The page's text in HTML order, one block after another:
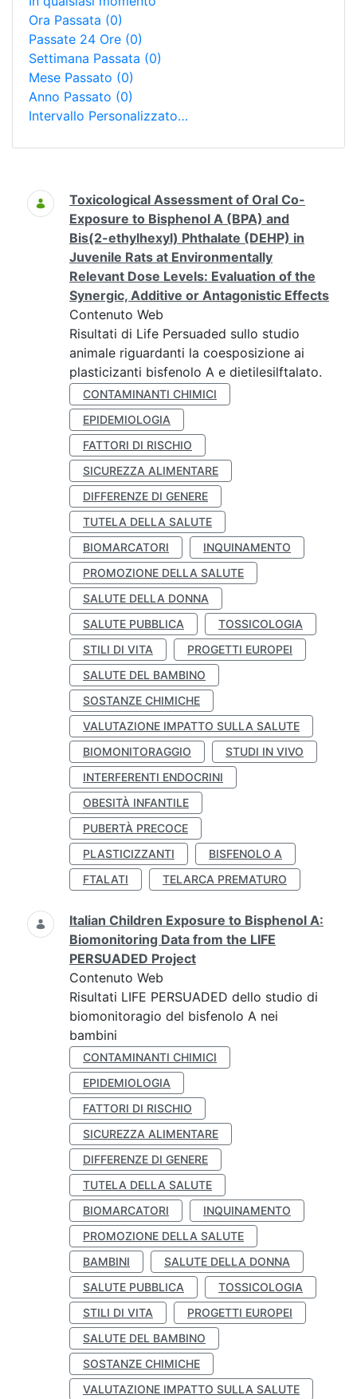
Ora Passata (0)
Passate 24 Ore (0)
Settimana Passata (0)
Mese Passato (0)
Anno Passato (0)
Intervallo Personalizzato…
Ricerca
Toxicological Assessment of Oral Co-
Exposure to Bisphenol A (BPA) and
Bis(2-ethylhexyl) Phthalate (DEHP) in
Juvenile Rats at Environmentally
Relevant Dose Levels: Evaluation of the
Synergic, Additive or Antagonistic Effects
Contenuto Web
Risultati di Life Persuaded sullo studio
animale riguardanti la coesposizione ai
plasticizanti bisfenolo A e dietilesilftalato.
CONTAMINANTI CHIMICI
EPIDEMIOLOGIA
FATTORI DI RISCHIO
SICUREZZA ALIMENTARE
DIFFERENZE DI GENERE
TUTELA DELLA SALUTE
BIOMARCATORI
INQUINAMENTO
PROMOZIONE DELLA SALUTE
SALUTE DELLA DONNA
SALUTE PUBBLICA
TOSSICOLOGIA
STILI DI VITA
PROGETTI EUROPEI
SALUTE DEL BAMBINO
SOSTANZE CHIMICHE
VALUTAZIONE IMPATTO SULLA SALUTE
BIOMONITORAGGIO
STUDI IN VIVO
INTERFERENTI ENDOCRINI
OBESITÀ INFANTILE
PUBERTÀ PRECOCE
PLASTICIZZANTI
BISFENOLO A
FTALATI
TELARCA PREMATURO
Italian Children Exposure to Bisphenol A:
Biomonitoring Data from the LIFE
PERSUADED Project
Contenuto Web
Risultati LIFE PERSUADED dello studio di
biomonitoragio del bisfenolo A nei
bambini
CONTAMINANTI CHIMICI
EPIDEMIOLOGIA
FATTORI DI RISCHIO
SICUREZZA ALIMENTARE
DIFFERENZE DI GENERE
TUTELA DELLA SALUTE
BIOMARCATORI
INQUINAMENTO
PROMOZIONE DELLA SALUTE
BAMBINI
SALUTE DELLA DONNA
SALUTE PUBBLICA
TOSSICOLOGIA
STILI DI VITA
PROGETTI EUROPEI
SALUTE DEL BAMBINO
SOSTANZE CHIMICHE
VALUTAZIONE IMPATTO SULLA SALUTE